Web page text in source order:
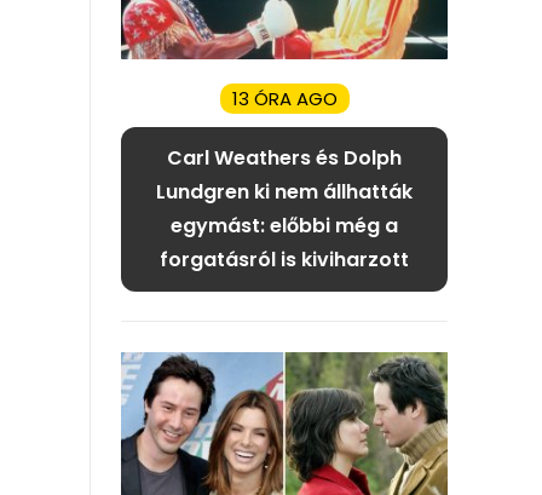
13 ÓRA AGO
Carl Weathers és Dolph
Lundgren ki nem állhatták
egymást: előbbi még a
forgatásról is kiviharzott